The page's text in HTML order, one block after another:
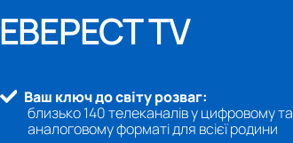
ЕВЕРЕСТ TV
Ваш ключ до світу розваг:
близько 140 телеканалів у цифровому та
аналоговому форматі для всієї родини